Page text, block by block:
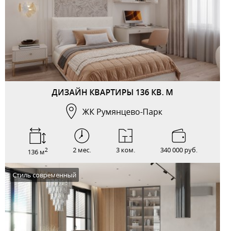
ДИЗАЙН КВАРТИРЫ 136 КВ. М
ЖК Румянцево-Парк
136 м2 2 мес. 3 ком. 340 000 руб.
Стиль современный